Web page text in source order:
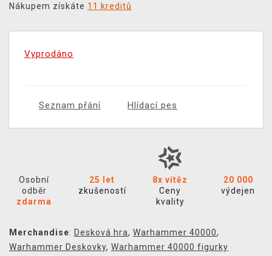
Nákupem získáte 11 kreditů
Vyprodáno
Seznam přání Hlídací pes
Osobní
odběr
zdarma
25 let
zkušeností
8x vítěz
Ceny
kvality
20 000
výdejen
Merchandise: Desková hra, Warhammer 40000,
Warhammer Deskovky, Warhammer 40000 figurky